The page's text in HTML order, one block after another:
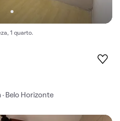
1 quarto.
· Belo Horizonte